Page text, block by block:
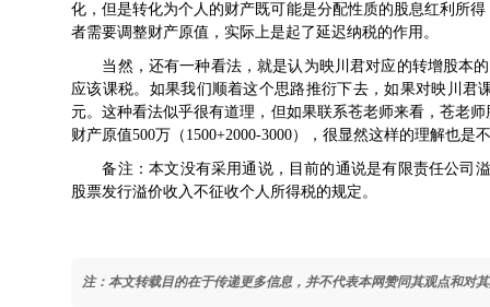
化，但是转化为个人的财产既可能是分配性质的股息红利所
者需要调整财产原值，实际上是起了延迟纳税的作用。
当然，还有一种看法，就是认为映川君对应的转增股本的
应该课税。如果我们顺着这个思路推衍下去，如果对映川君
元。这种看法似乎很有道理，但如果联系苍老师来看，苍老
财产原值500万（1500+2000-3000），很显然这样的理解也是
备注：本文没有采用通说，目前的通说是有限责任公司
股票发行溢价收入不征收个人所得税的规定。
注：本文转载目的在于传递更多信息，并不代表本网赞同其观点和对